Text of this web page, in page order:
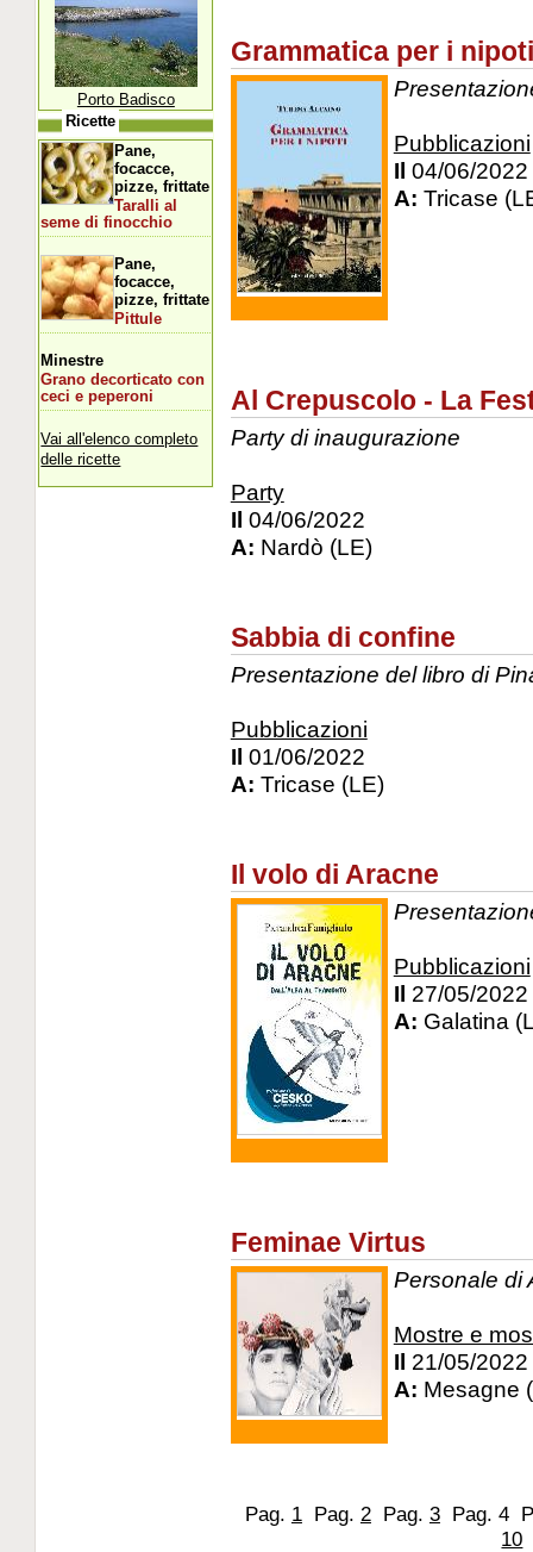
Grammatica per i nipoti
Pubblicazioni
Il 04/06/2022
A: Tricase
Al Crepuscolo - La
Party di inaugurazione
Party
Il 04/06/2022
A: Nardò (LE)
Sabbia di confine
Presentazione del libro di
Pubblicazioni
Il 01/06/2022
A: Tricase (LE)
Il volo di Aracne
Pubblicazioni
Il 27/05/2022
A: Galatina
Feminae Virtus
Personale di
Mostre e
Il 21/05/2022
A: Mesagne
Pag. 1 Pag. 2 Pag. 3 Pag. 4
10
Porto Badisco
Ricette
Pane,
focacce,
pizze, frittate
Taralli al
seme di finocchio
Pane,
focacce,
pizze, frittate
Pittule
Minestre
Grano decorticato con
ceci e peperoni
Vai all'elenco completo
delle ricette